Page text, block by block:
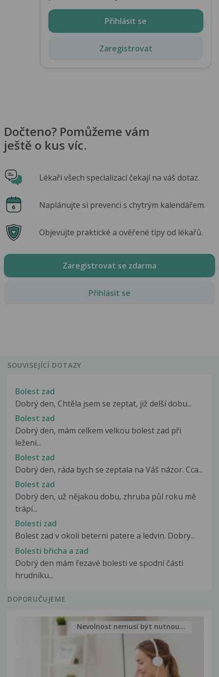
Přihlásit se
Zaregistrovat
Dočteno? Pomůžeme vám
ještě o kus víc.
Lékaři všech specializací čekají na váš dotaz.
Naplánujte si prevenci s chytrým kalendářem.
Objevujte praktické a ověřené tipy od lékařů.
Zaregistrovat se zdarma
Přihlásit se
SOUVISEJÍCÍ DOTAZY
Bolest zad
Dobrý den, Chtěla jsem se zeptat, již delší dobu...
Bolest zad
Dobrý den, mám celkem velkou bolest zad při
ležení...
Bolest zad
Dobrý den, ráda bych se zeptala na Váš názor. Cca...
Bolest zad
Dobrý den, už nějakou dobu, zhruba půl roku mě
trápí...
Bolesti zad
Bolest zad v okoli beterni patere a ledvin. Dobry...
Bolesti břicha a zad
Dobrý den mám řezavé bolesti ve spodní části
hrudníku...
DOPORUČUJEME
Nevolnost nemusí být nutnou...